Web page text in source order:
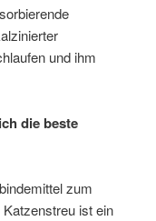
und ihm
die beste
zum
ist ein